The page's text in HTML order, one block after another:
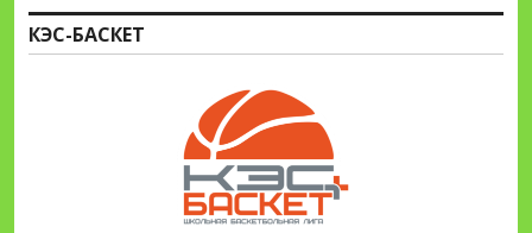
КЭС-БАСКЕТ